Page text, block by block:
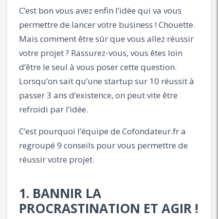
C’est bon vous avez enfin l’idée qui va vous
permettre de lancer votre business ! Chouette.
Mais comment être sûr que vous allez réussir
votre projet ? Rassurez-vous, vous êtes loin
d’être le seul à vous poser cette question.
Lorsqu’on sait qu’une startup sur 10 réussit à
passer 3 ans d’existence, on peut vite être
refroidi par l’idée.
C’est pourquoi l’équipe de Cofondateur.fr a
regroupé 9 conseils pour vous permettre de
réussir votre projet.
1. BANNIR LA
PROCRASTINATION ET AGIR !